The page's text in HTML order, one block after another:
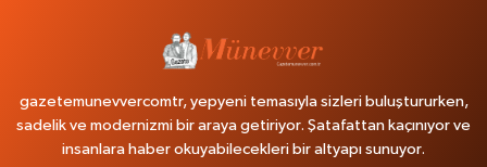
gazetemunevvercomtr, yepyeni temasıyla sizleri buluştururken,
sadelik ve modernizmi bir araya getiriyor. Şatafattan kaçınıyor ve
insanlara haber okuyabilecekleri bir altyapı sunuyor.